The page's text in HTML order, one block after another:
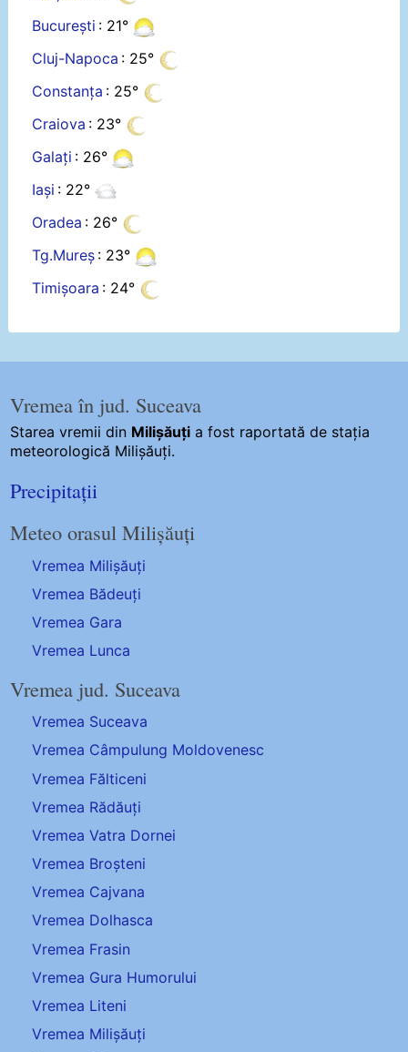
București : 21°
Cluj-Napoca : 25°
Constanța : 25°
Craiova : 23°
Galați : 26°
Iași : 22°
Oradea : 26°
Tg.Mureș : 23°
Timișoara : 24°
Vremea în jud. Suceava
Starea vremii din Milișăuți a fost raportată de stația
meteorologică Milișăuți.
Precipitații
Meteo orasul Milișăuți
Vremea Milișăuți
Vremea Bădeuți
Vremea Gara
Vremea Lunca
Vremea jud. Suceava
Vremea Suceava
Vremea Câmpulung Moldovenesc
Vremea Fălticeni
Vremea Rădăuți
Vremea Vatra Dornei
Vremea Broșteni
Vremea Cajvana
Vremea Dolhasca
Vremea Frasin
Vremea Gura Humorului
Vremea Liteni
Vremea Milișăuți